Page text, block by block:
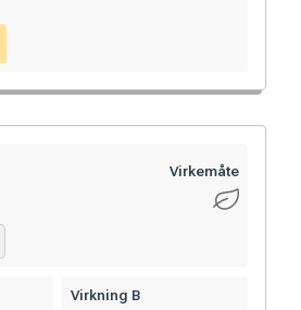
Virkemåte
Virkning B